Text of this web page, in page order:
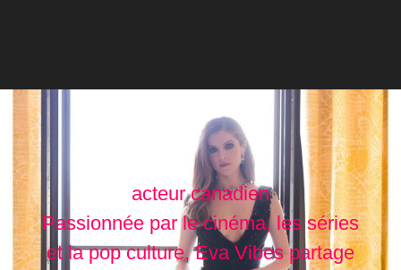
acteur canadien
Passionnée par le cinéma, les séries
et la pop culture, Eva Vibes partage